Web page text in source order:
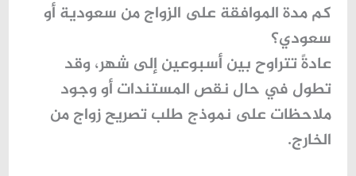
كم مدة الموافقة على الزواج من سعودية أو
سعودي؟
عادةً تتراوح بين أسبوعين إلى شهر، وقد
تطول في حال نقص المستندات أو وجود
ملاحظات على نموذج طلب تصريح زواج من
الخارج.